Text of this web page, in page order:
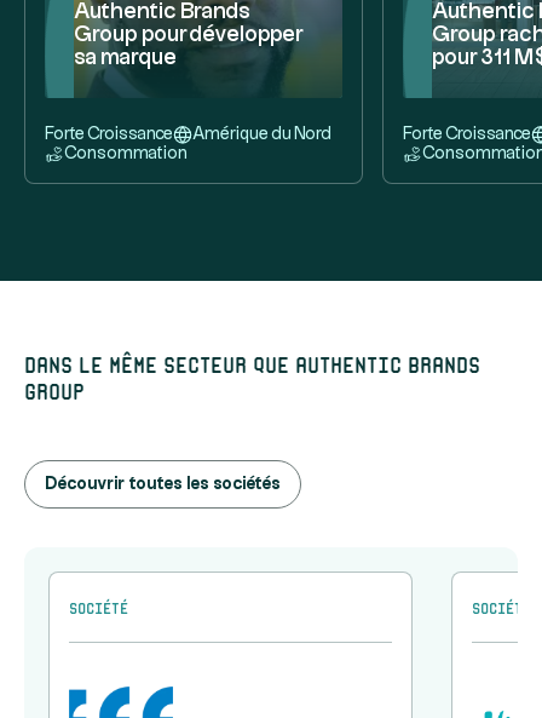
Authentic Brands
Group pour développer
sa marque
Forte Croissance
Amérique du Nord
Consommation
Authentic
Group
pour 311
Forte Croissance
Dans le même secteur que Authentic Brands
Group
Découvrir toutes les sociétés
Société Société